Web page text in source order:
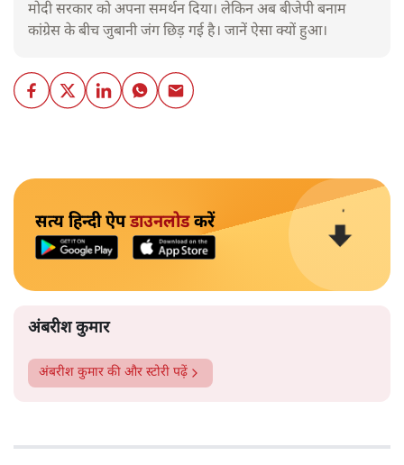
मोदी सरकार को अपना समर्थन दिया। लेकिन अब बीजेपी बनाम
कांग्रेस के बीच जुबानी जंग छिड़ गई है। जानें ऐसा क्यों हुआ।
सत्य हिन्दी ऐपडाउनलोडकरें
अंबरीश कुमार
अंबरीश कुमार की और स्टोरी पढ़ें